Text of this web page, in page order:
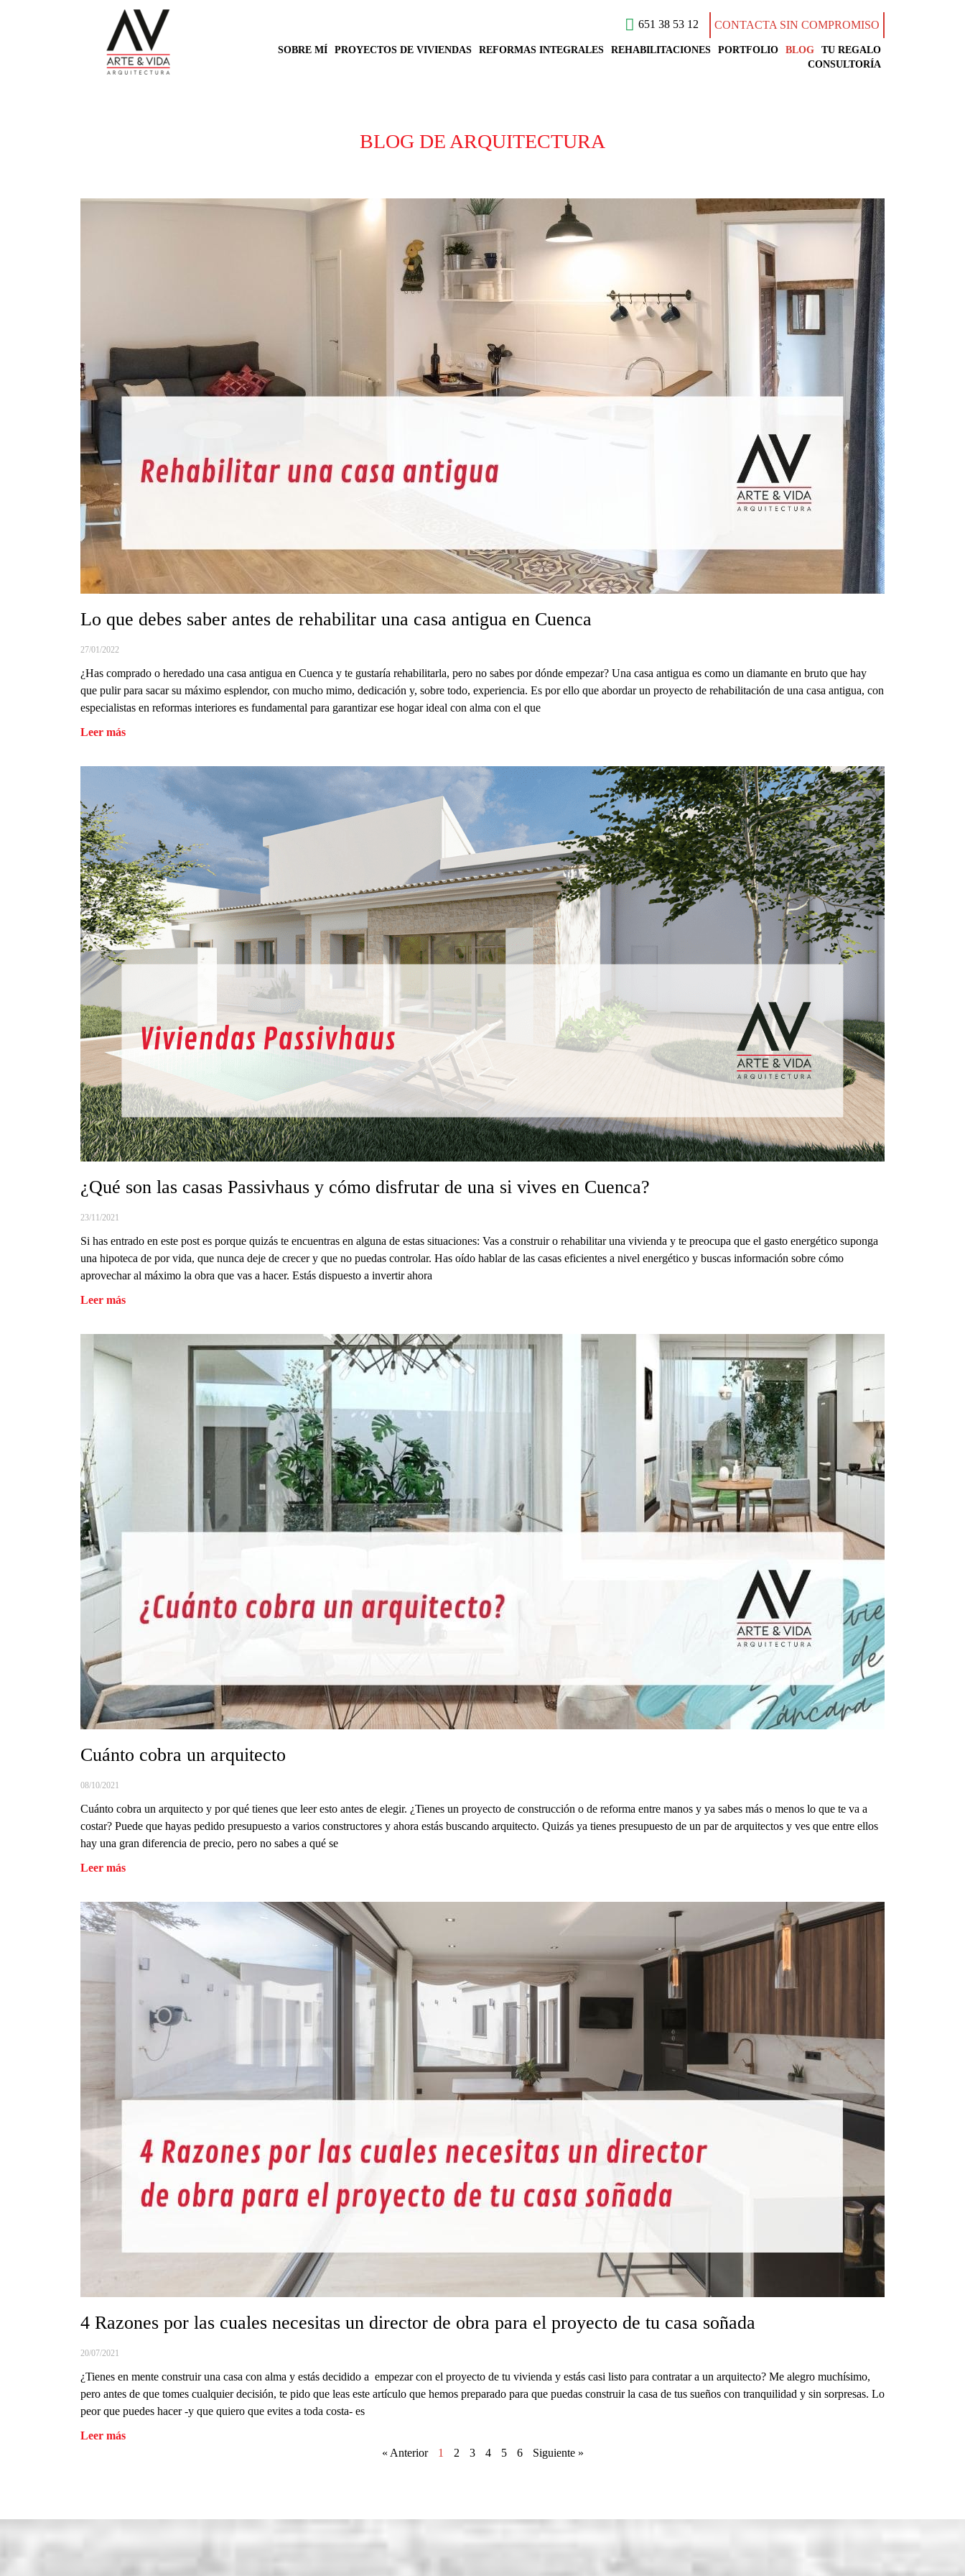
651 38 53 12 CONTACTA SIN COMPROMISO
SOBRE MÍ PROYECTOS DE VIVIENDAS REFORMAS INTEGRALES REHABILITACIONES PORTFOLIO BLOG
TU REGALO
CONSULTORÍA
BLOG DE ARQUITECTURA
Lo que debes saber antes de rehabilitar una casa antigua en Cuenca
27/01/2022
¿Has comprado o heredado una casa antigua en Cuenca y te gustaría rehabilitarla, pero no sabes por dónde empezar? Una casa antigua es como un diamante en bruto que hay
que pulir para sacar su máximo esplendor, con mucho mimo, dedicación y, sobre todo, experiencia. Es por ello que abordar un proyecto de rehabilitación de una casa antigua, con
especialistas en reformas interiores es fundamental para garantizar ese hogar ideal con alma con el que
Leer más
¿Qué son las casas Passivhaus y cómo disfrutar de una si vives en Cuenca?
23/11/2021
Si has entrado en este post es porque quizás te encuentras en alguna de estas situaciones: Vas a construir o rehabilitar una vivienda y te preocupa que el gasto energético suponga
una hipoteca de por vida, que nunca deje de crecer y que no puedas controlar. Has oído hablar de las casas eficientes a nivel energético y buscas información sobre cómo
aprovechar al máximo la obra que vas a hacer. Estás dispuesto a invertir ahora
Leer más
Cuánto cobra un arquitecto
08/10/2021
Cuánto cobra un arquitecto y por qué tienes que leer esto antes de elegir. ¿Tienes un proyecto de construcción o de reforma entre manos y ya sabes más o menos lo que te va a
costar? Puede que hayas pedido presupuesto a varios constructores y ahora estás buscando arquitecto. Quizás ya tienes presupuesto de un par de arquitectos y ves que entre ellos
hay una gran diferencia de precio, pero no sabes a qué se
Leer más
4 Razones por las cuales necesitas un director de obra para el proyecto de tu casa soñada
20/07/2021
¿Tienes en mente construir una casa con alma y estás decidido a empezar con el proyecto de tu vivienda y estás casi listo para contratar a un arquitecto? Me alegro muchísimo,
pero antes de que tomes cualquier decisión, te pido que leas este artículo que hemos preparado para que puedas construir la casa de tus sueños con tranquilidad y sin sorpresas. Lo
peor que puedes hacer -y que quiero que evites a toda costa- es
Leer más
« Anterior
1 2 3 4 5 6 Siguiente »